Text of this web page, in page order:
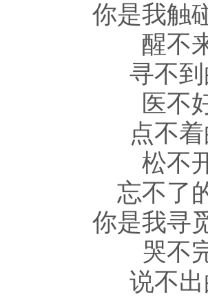
你是我触
醒不
寻不
医不
点不
松不
忘不了
你是我寻
哭不
说不